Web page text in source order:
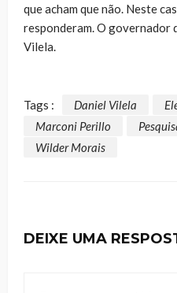
que acham que não. Neste
responderam. O governador
Vilela.
Tags : Daniel Vilela
Marconi Perillo
Wilder Morais
DEIXE UMA